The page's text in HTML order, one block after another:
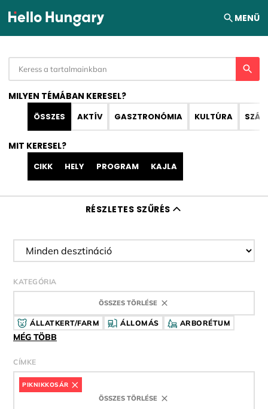
Ugrás a tartalomhoz MENÜ
MILYEN TÉMÁBAN KERESEL?
ÖSSZES AKTÍV GASZTRONÓMIA KULTÚRA
MIT KERESEL?
CIKK HELY PROGRAM KAJLA
RÉSZLETES SZŰRÉS
Desztináció szűrése
KATEGÓRIA
ÖSSZES TÖRLÉSE
ÁLLATKERT/FARM ÁLLOMÁS ARBORÉTUM
MÉG TÖBB
CÍMKE
PIKNIKKOSÁR CÍMKE
ÖSSZES TÖRLÉSE